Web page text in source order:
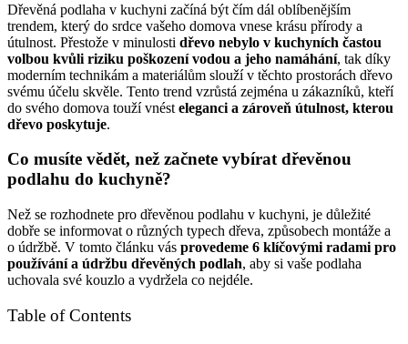
Dřevěná podlaha v kuchyni začíná být čím dál oblíbenějším
trendem, který do srdce vašeho domova vnese krásu přírody a
útulnost. Přestože v minulosti dřevo nebylo v kuchyních častou
volbou kvůli riziku poškození vodou a jeho namáhání, tak díky
moderním technikám a materiálům slouží v těchto prostorách dřevo
svému účelu skvěle. Tento trend vzrůstá zejména u zákazníků, kteří
do svého domova touží vnést eleganci a zároveň útulnost, kterou
dřevo poskytuje.
Co musíte vědět, než začnete vybírat dřevěnou
podlahu do kuchyně?
Než se rozhodnete pro dřevěnou podlahu v kuchyni, je důležité
dobře se informovat o různých typech dřeva, způsobech montáže a
o údržbě. V tomto článku vás provedeme 6 klíčovými radami pro
používání a údržbu dřevěných podlah, aby si vaše podlaha
uchovala své kouzlo a vydržela co nejdéle.
Table of Contents